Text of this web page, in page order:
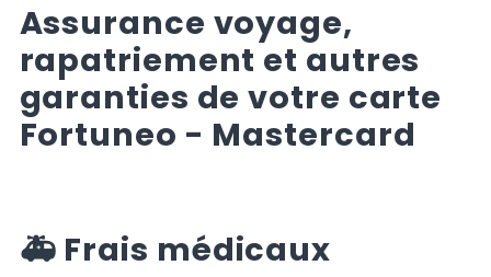
Assurance voyage,
rapatriement et autres
garanties de votre carte
Fortuneo - Mastercard
🚑 Frais médicaux